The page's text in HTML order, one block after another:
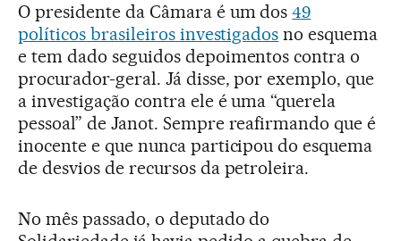
O presidente da Câmara é um dos49
políticos brasileiros investigados no esquema
e tem dado seguidos depoimentos contra o
procurador-geral. Já disse, por exemplo, que
a investigação contra ele é uma “querela
pessoal” de Janot. Sempre reafirmando que é
inocente e que nunca participou do esquema
de desvios de recursos da petroleira.
No mês passado, o deputado do